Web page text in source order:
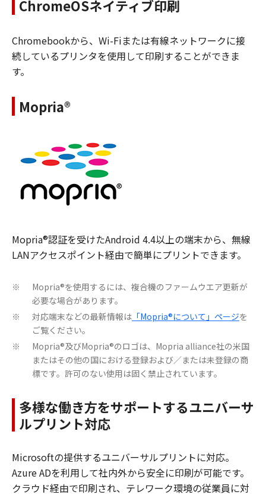
ChromeOSネイティブ印刷
Chromebookから、Wi-Fiまたは有線ネットワークに接
続しているプリンタを使用して印刷することができま
す。
Mopria®
Mopria®認証を受けたAndroid 4.4以上の端末から、無線
LANアクセスポイント経由で簡単にプリントできます。
※
Mopria®を使用するには、複合機のファームウエア更新が
必要な場合があります。
※ 対応端末などの最新情報は 「Mopria®について」ページを
ご覧ください。
※
Mopria®及びMopria®のロゴは、Mopria alliance社の米国
またはその他の国における登録および／または未登録の商
標です。許可のない使用は固く禁止されています。
多様な働き方をサポートするユニバーサ
ルプリント対応
Microsoftの提供するユニバーサルプリントに対応。
Azure ADを利用して社内外から安全に印刷が可能です。
クラウド経由で印刷され、テレワーク環境の従業員に対